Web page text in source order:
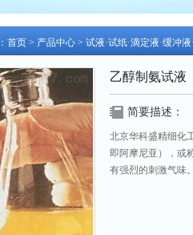
首页 > 产品中心 > 试液·试纸·滴定液·缓冲
乙醇制氨试液
简要描述：
北京华科盛精细化
即阿摩尼亚），或
有强烈的刺激气味。